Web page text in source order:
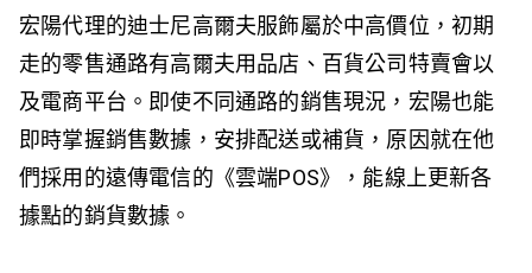
宏陽代理的迪士尼高爾夫服飾屬於中高價位，初期
走的零售通路有高爾夫用品店、百貨公司特賣會以
及電商平台。即使不同通路的銷售現況，宏陽也能
即時掌握銷售數據，安排配送或補貨，原因就在他
們採用的遠傳電信的《雲端POS》，能線上更新各
據點的銷貨數據。